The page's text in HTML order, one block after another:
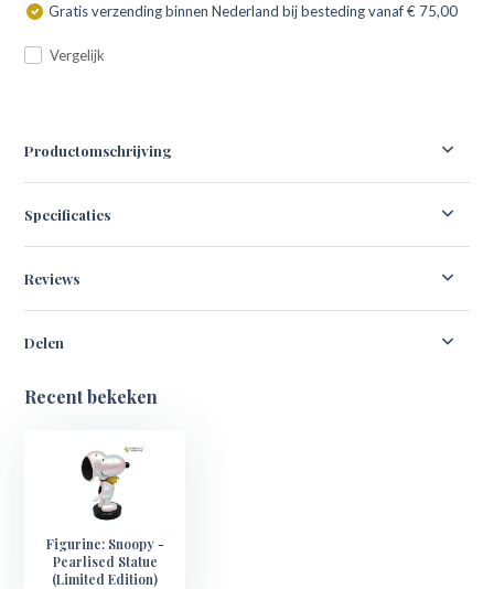
Gratis verzending binnen Nederland bij besteding vanaf € 75,00
Vergelijk
Productomschrijving
Specificaties
Reviews
Delen
Recent bekeken
Figurine: Snoopy -
Pearlised Statue
(Limited Edition)